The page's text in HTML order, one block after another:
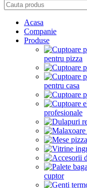
Acasa
Companie
Produse
pentru pizza
pentru casa
profesionale
cuptor